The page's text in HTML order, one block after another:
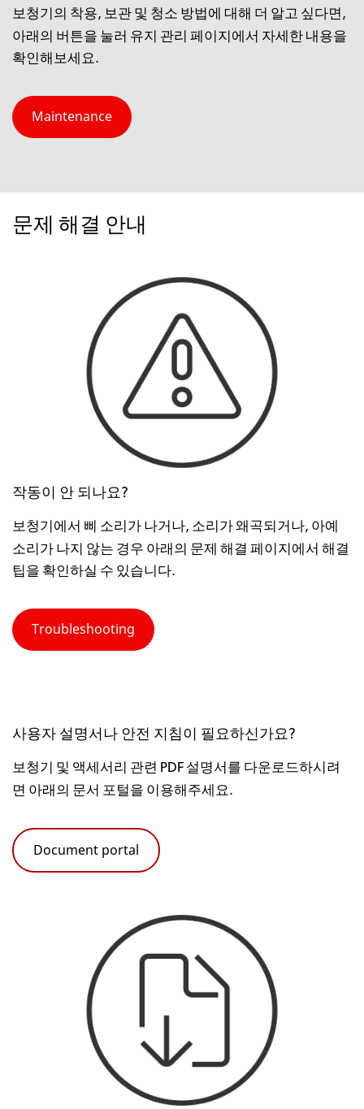
보청기의 착용, 보관 및 청소 방법에 대해 더 알고 싶다면,
아래의 버튼을 눌러 유지 관리 페이지에서 자세한 내용을
확인해보세요.
Maintenance
문제 해결 안내
작동이 안 되나요?
보청기에서 삐 소리가 나거나, 소리가 왜곡되거나, 아예
소리가 나지 않는 경우 아래의 문제 해결 페이지에서 해결
팁을 확인하실 수 있습니다.
Troubleshooting
사용자 설명서나 안전 지침이 필요하신가요?
보청기 및 액세서리 관련 PDF 설명서를 다운로드하시려
면 아래의 문서 포털을 이용해주세요.
Document portal